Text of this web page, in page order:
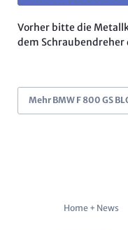
Vorher bitte die
dem Schraubendreher
Mehr BMW F 800 GS
Navigation
Home + News